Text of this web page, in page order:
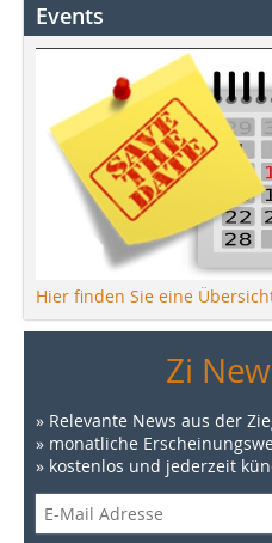
Events
Hier finden Sie eine
Zi
» Relevante News aus der
» monatliche
» kostenlos und jederzeit